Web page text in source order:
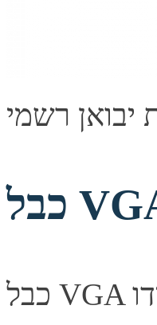
כבל VGA איכותי עם סיכוך כפול ופילטרים ב-2 הקצוות. בצידו